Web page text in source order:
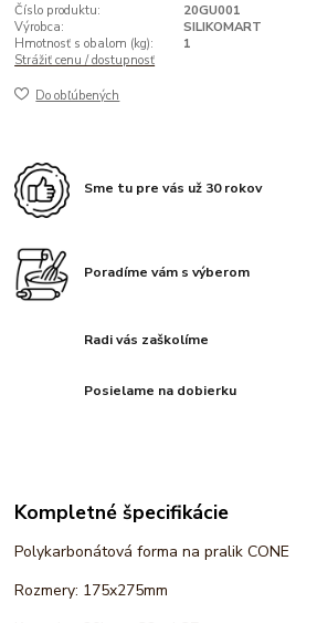
Číslo produktu:
20GU001
Výrobca:
SILIKOMART
Hmotnosť s obalom (kg):
1
Strážiť cenu / dostupnosť
Do obľúbených
Sme tu pre vás už 30 rokov
Poradíme vám s výberom
Radi vás zaškolíme
Posielame na dobierku
Kompletné špecifikácie
Polykarbonátová forma na pralik CONE
Rozmery: 175x275mm